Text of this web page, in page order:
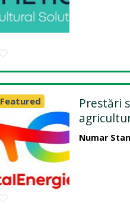
Prestări
Numar
Featured